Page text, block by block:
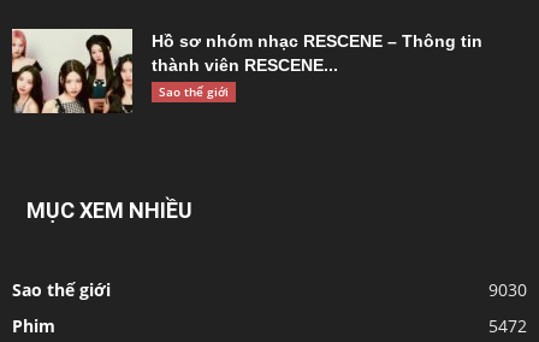
Hồ sơ nhóm nhạc RESCENE – Thông tin
thành viên RESCENE...
Sao thế giới
MỤC XEM NHIỀU
Sao thế giới
9030
Phim
5472